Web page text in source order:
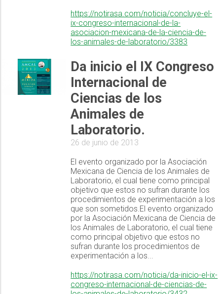
https://notirasa.com/noticia/concluye-el-
ix-congreso-internacional-de-la-
asociacion-mexicana-de-la-ciencia-de-
los-animales-de-laboratorio/3383
Da inicio el IX Congreso
Internacional de
Ciencias de los
Animales de
Laboratorio.
26 de junio de 2013
El evento organizado por la Asociación
Mexicana de Ciencia de los Animales de
Laboratorio, el cual tiene como principal
objetivo que estos no sufran durante los
procedimientos de experimentación a los
que son sometidos.El evento organizado
por la Asociación Mexicana de Ciencia de
los Animales de Laboratorio, el cual tiene
como principal objetivo que estos no
sufran durante los procedimientos de
experimentación a los...
https://notirasa.com/noticia/da-inicio-el-ix-
congreso-internacional-de-ciencias-de-